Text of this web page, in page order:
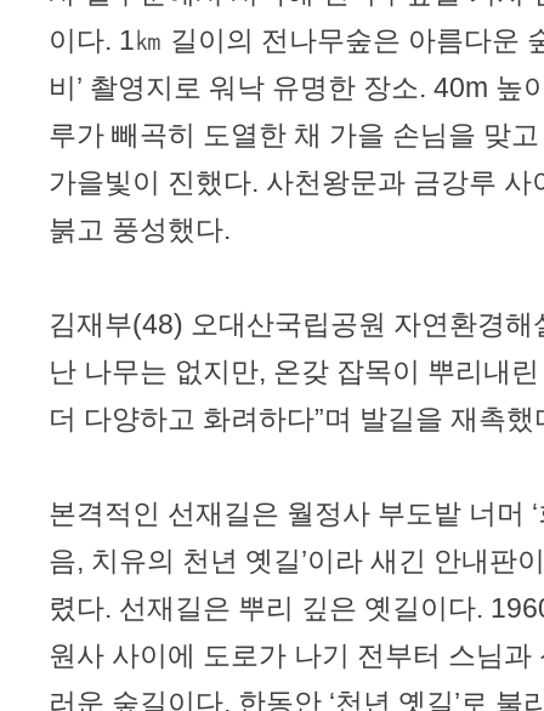
이다. 1㎞ 길이의 전나무숲은 아름다운
비’ 촬영지로 워낙 유명한 장소. 40m 높
루가 빼곡히 도열한 채 가을 손님을 맞
가을빛이 진했다. 사천왕문과 금강루
붉고 풍성했다.
김재부(48) 오대산국립공원 자연환경해
난 나무는 없지만, 온갖 잡목이 뿌리내
더 다양하고 화려하다”며 발길을 재촉했
본격적인 선재길은 월정사 부도밭 너머 ‘
음, 치유의 천년 옛길’이라 새긴 안내판
렸다. 선재길은 뿌리 깊은 옛길이다.
원사 사이에 도로가 나기 전부터 스님
러운 숲길이다. 한동안 ‘천년 옛길’로 불